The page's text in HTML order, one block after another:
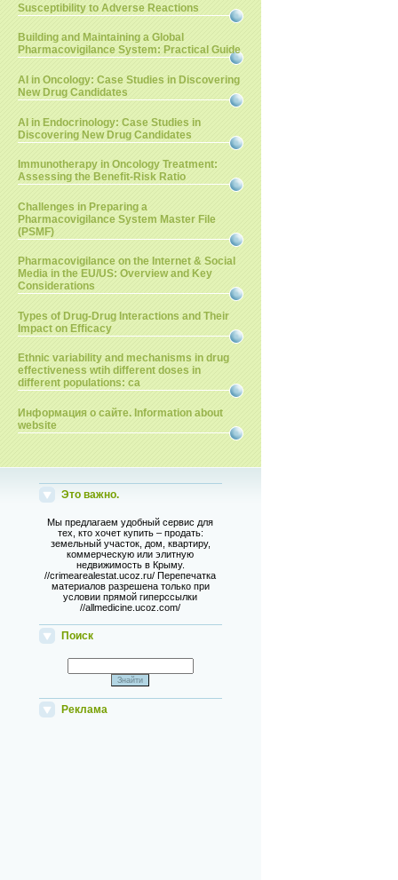
Susceptibility to Adverse Reactions
Building and Maintaining a Global
Pharmacovigilance System: Practical Guide
AI in Oncology: Case Studies in Discovering
New Drug Candidates
AI in Endocrinology: Case Studies in
Discovering New Drug Candidates
Immunotherapy in Oncology Treatment:
Assessing the Benefit-Risk Ratio
Challenges in Preparing a
Pharmacovigilance System Master File
(PSMF)
Pharmacovigilance on the Internet & Social
Media in the EU/US: Overview and Key
Considerations
Types of Drug-Drug Interactions and Their
Impact on Efficacy
Ethnic variability and mechanisms in drug
effectiveness wtih different doses in
different populations: ca
Информация о сайте. Information about
website
Это важно.
Мы предлагаем удобный сервис для
тех, кто хочет купить – продать:
земельный участок, дом, квартиру,
коммерческую или элитную
недвижимость в Крыму.
//crimearealestat.ucoz.ru/ Перепечатка
материалов разрешена только при
условии прямой гиперссылки
//allmedicine.ucoz.com/
Поиск
Реклама